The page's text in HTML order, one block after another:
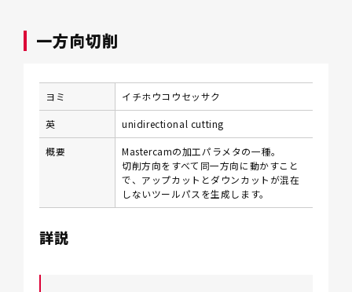
一方向切削
ヨミ イチホウコウセッサク
英 unidirectional cutting
概要
Mastercamの加工パラメタの一種。
切削方向をすべて同一方向に動かすこと
で、アップカットとダウンカットが混在
しないツールパスを生成します。
詳説